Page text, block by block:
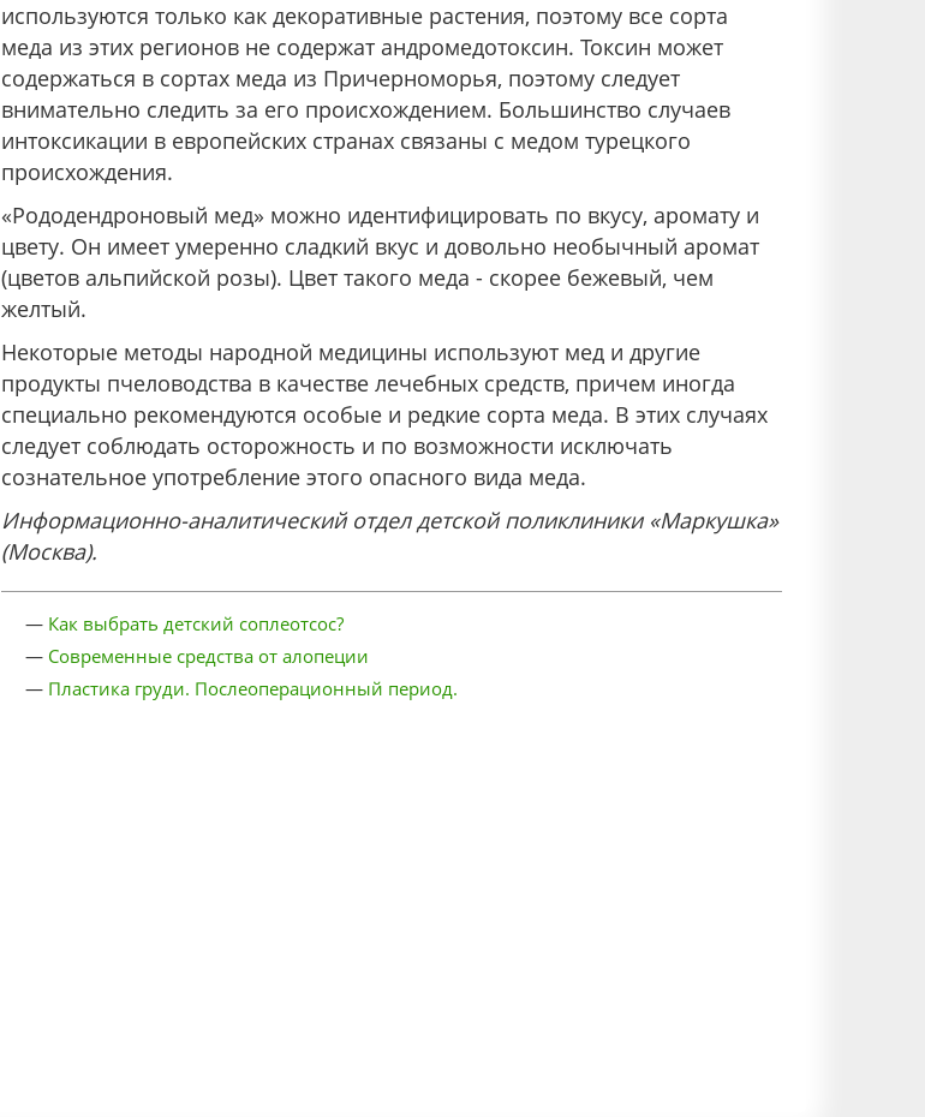
используются только как декоративные растения, поэтому все сорта
меда из этих регионов не содержат андромедотоксин. Токсин может
содержаться в сортах меда из Причерноморья, поэтому следует
внимательно следить за его происхождением. Большинство случаев
интоксикации в европейских странах связаны с медом турецкого
происхождения.
«Рододендроновый мед» можно идентифицировать по вкусу, аромату и
цвету. Он имеет умеренно сладкий вкус и довольно необычный аромат
(цветов альпийской розы). Цвет такого меда - скорее бежевый, чем
желтый.
Некоторые методы народной медицины используют мед и другие
продукты пчеловодства в качестве лечебных средств, причем иногда
специально рекомендуются особые и редкие сорта меда. В этих случаях
следует соблюдать осторожность и по возможности исключать
сознательное употребление этого опасного вида меда.
Информационно-аналитический отдел детской поликлиники «Маркушка»
(Москва).
— Как выбрать детский соплеотсос?
— Современные средства от алопеции
— Пластика груди. Послеоперационный период.